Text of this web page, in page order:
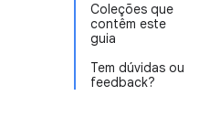
Coleções que
contêm este
guia
Tem dúvidas ou
feedback?